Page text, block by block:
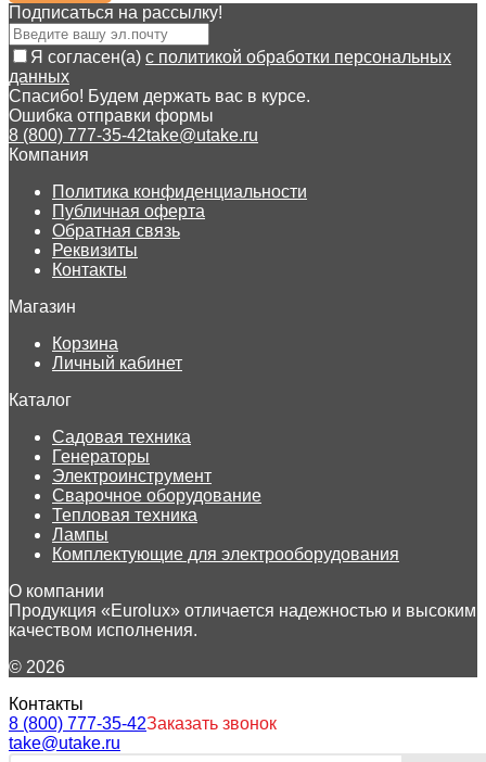
Подписаться на рассылкy!
Я согласен(a) с политикой обработки персональных
данных
Спасибо! Будем держать вас в курсе.
Ошибка отправки формы
8 (800) 777-35-42take@utake.ru
Компания
Политика конфиденциальности
Публичная оферта
Обратная связь
Реквизиты
Контакты
Магазин
Корзина
Личный кабинет
Каталог
Садовая техника
Генераторы
Электроинструмент
Сварочное оборудование
Тепловая техника
Лампы
Комплектующие для электрооборудования
О компании
Продукция «Eurolux» отличается надежностью и высоким
качеством исполнения.
© 2026
Контакты
8 (800) 777-35-42Заказать звонок
take@utake.ru